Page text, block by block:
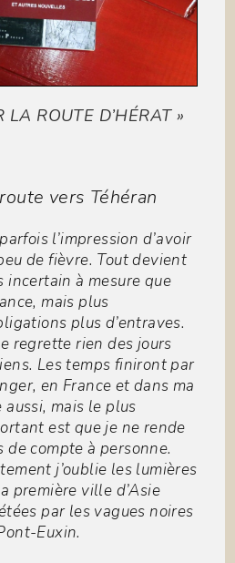
ROUTE D’HÉRAT »
vers Téhéran
parfois l’impression d’avoir
de fièvre. Tout devient
incertain à mesure que
mais plus
plus d’entraves.
regrette rien des jours
Les temps finiront par
en France et dans ma
aussi, mais le plus
est que je ne rende
de compte à personne.
j’oublie les lumières
première ville d’Asie
par les vagues noires
Euxin.